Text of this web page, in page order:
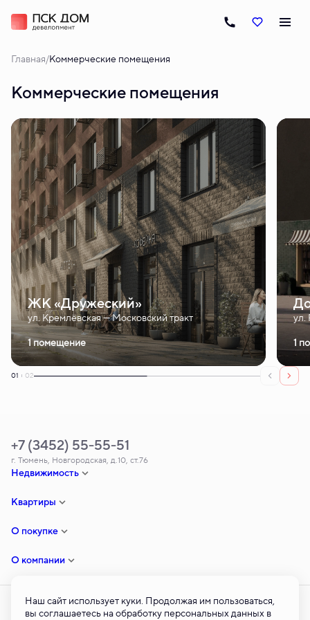
Главная/Коммерческие помещения
Коммерческие помещения
01 02
ЖК «Дружеский»
ул. Кремлёвская — Московский тракт
1 помещение
ул.
1
Недвижимость
Квартиры
О покупке
О компании
+7 (3452) 55-55-51
г. Тюмень, Новгородская, д.10, ст.76
Наш сайт использует куки. Продолжая им пользоваться,
вы соглашаетесь на обработку персональных данных в